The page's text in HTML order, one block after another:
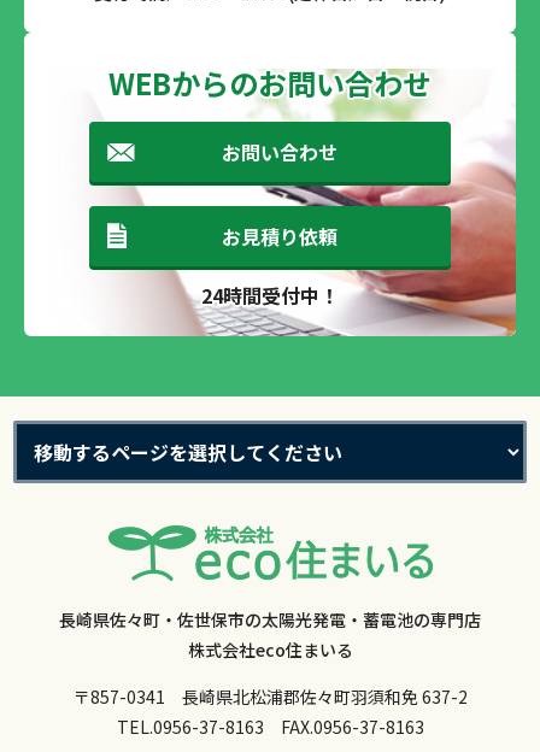
WEBからのお問い合わせ
お問い合わせ
お見積り依頼
24時間受付中！
長崎県佐々町・佐世保市の太陽光発電・蓄電池の専門店
株式会社eco住まいる
〒857-0341 長崎県北松浦郡佐々町羽須和免 637-2
TEL.0956-37-8163 FAX.0956-37-8163